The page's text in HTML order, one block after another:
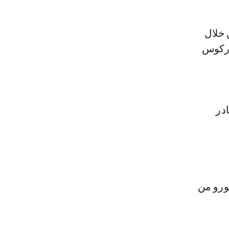
خلال
للحصول على مبلغ 80 مليون يورو من